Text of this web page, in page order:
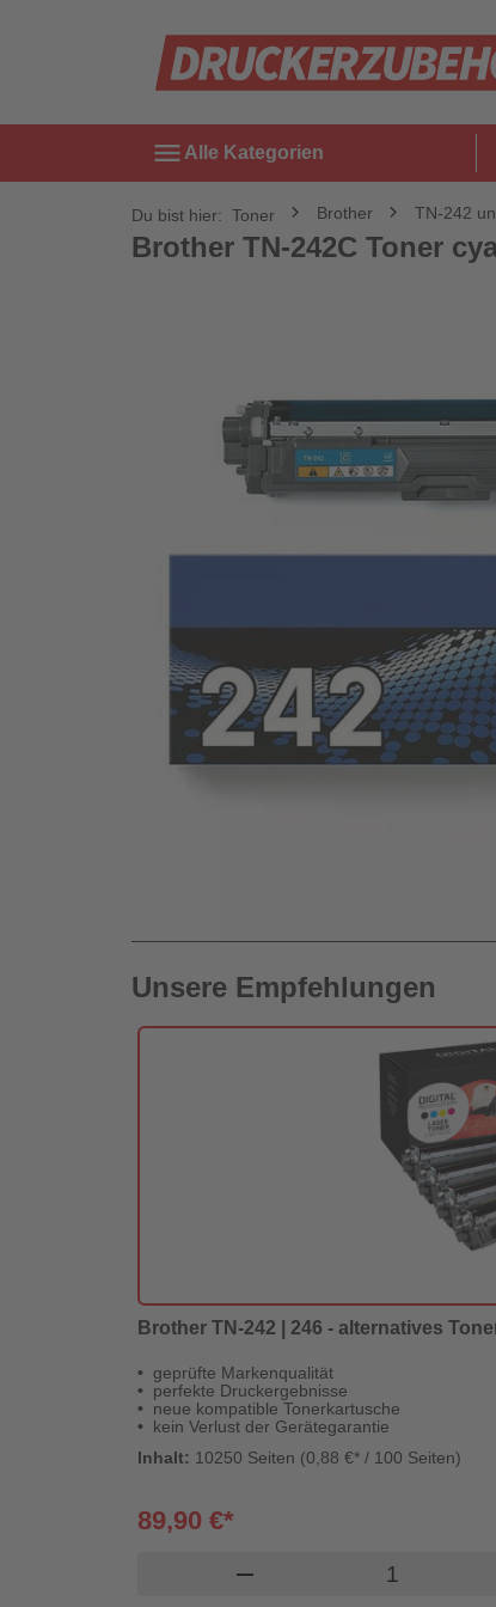
menu Alle Kategorien
Du bist hier: Toner Brother TN-242
Brother TN-242C Toner
Unsere Empfehlungen
Brother TN-242 | 246 - alternatives
geprüfte Markenqualität
perfekte Druckergebnisse
neue kompatible Tonerkartusche
kein Verlust der Gerätegarantie
Inhalt: 10250 Seiten (0,88 €* / 100 Seiten)
89,90 €*
remove Produkt